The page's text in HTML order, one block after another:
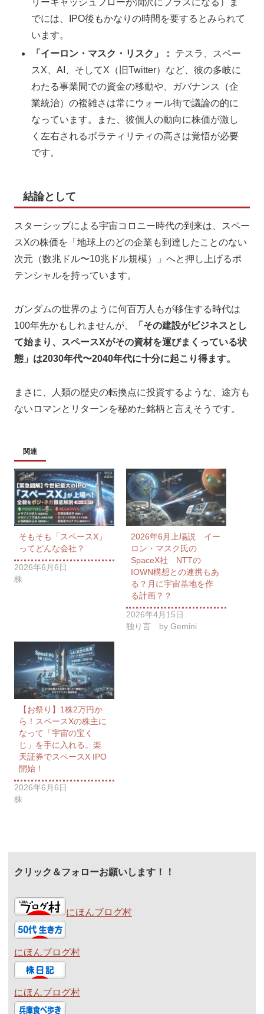
リーキャッシュフローが潤沢にプラスになる）ま
でには、IPO後もかなりの時間を要するとみられて
います。
「イーロン・マスク・リスク」：
テスラ、スペー
スX、AI、そしてX（旧Twitter）など、彼の多岐に
わたる事業間での資金の移動や、ガバナンス（企
業統治）の複雑さは常にウォール街で議論の的に
なっています。また、彼個人の動向に株価が激し
く左右されるボラティリティの高さは覚悟が必要
です。
結論として
スターシップによる宇宙コロニー時代の到来は、スペー
スXの株価を「地球上のどの企業も到達したことのない
次元（数兆ドル〜10兆ドル規模）」へと押し上げるポ
テンシャルを持っています。
ガンダムの世界のように何百万人もが移住する時代は
100年先かもしれませんが、
「その建設がビジネスとし
て始まり、スペースXがその資材を運びまくっている状
態」は2030年代〜2040年代に十分に起こり得ます。
まさに、人類の歴史の転換点に投資するような、途方も
ないロマンとリターンを秘めた銘柄と言えそうです。
関連
そもそも「スペースX」
ってどんな会社？
2026年6月6日
株
2026年6月上場説 イー
ロン・マスク氏の
SpaceX社 NTTの
IOWN構想との連携もあ
る？月に宇宙基地を作
る計画？？
2026年4月15日
独り言 by Gemini
【お祭り】1株2万円か
ら！スペースXの株主に
なって「宇宙の宝く
じ」を手に入れる。楽
天証券でスペースX IPO
開始！
2026年6月6日
株
クリック＆フォローお願いします！！
にほんブログ村
にほんブログ村
にほんブログ村